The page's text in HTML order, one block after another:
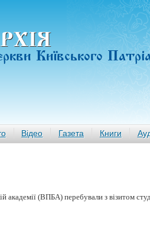
Київського
Відео Газета Книги
академії (ВПБА) перебували з візитом